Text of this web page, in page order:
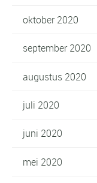
oktober 2020
september 2020
augustus 2020
juli 2020
juni 2020
mei 2020